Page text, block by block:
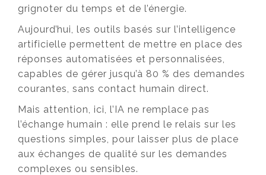
grignoter du temps et de l’énergie.
Aujourd’hui, les outils basés sur l’intelligence
artificielle permettent de mettre en place des
réponses automatisées et personnalisées,
capables de gérer jusqu’à 80 % des demandes
courantes, sans contact humain direct.
Mais attention, ici, l’IA ne remplace pas
l’échange humain : elle prend le relais sur les
questions simples, pour laisser plus de place
aux échanges de qualité sur les demandes
complexes ou sensibles.